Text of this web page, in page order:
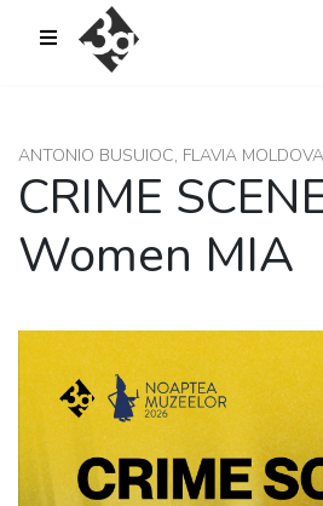
sold-out-button {{acf:sold_out}}
ANTONIO BUSUIOC, FLAVIA
CRIME
Women MIA